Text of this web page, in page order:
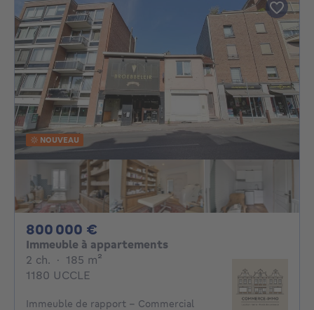
NOUVEAU
800 000 €
Immeuble à appartements
2 ch. 2 chambres
· 185 m²
1180 UCCLE
Immeuble de rapport - Commercial